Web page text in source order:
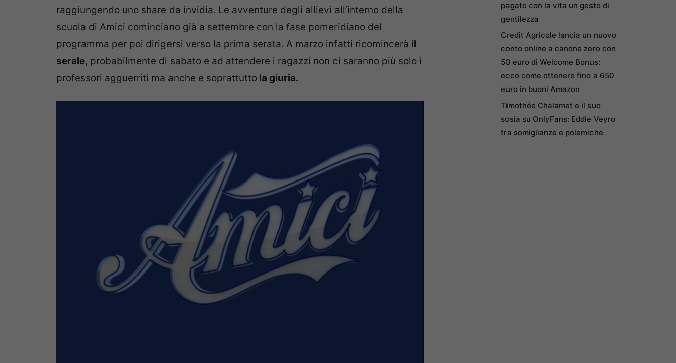
raggiungendo uno share da invidia. Le avventure degli allievi all’interno della
scuola di Amici cominciano già a settembre con la fase pomeridiano del
programma per poi dirigersi verso la prima serata. A marzo infatti ricomincerà il
serale, probabilmente di sabato e ad attendere i ragazzi non ci saranno più solo i
professori agguerriti ma anche e soprattutto la giuria.
pagato con la vita un gesto di
gentilezza
Credit Agricole lancia un nuovo
conto online a canone zero con
50 euro di Welcome Bonus:
ecco come ottenere fino a 650
euro in buoni Amazon
Timothée Chalamet e il suo
sosia su OnlyFans: Eddie Veyro
tra somiglianze e polemiche